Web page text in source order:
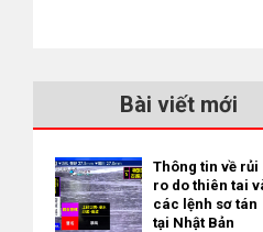
Bài viết mới
Thông tin về rủi
ro do thiên tai
các lệnh sơ tán
tại Nhật Bản